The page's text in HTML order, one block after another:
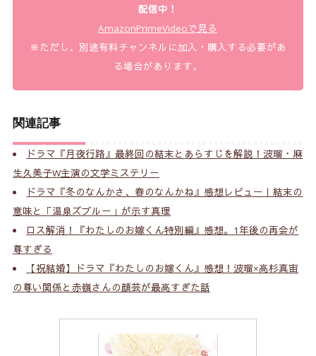
配信中！
AmazonPrimeVideoで見る
※ただし、別途有料チャンネルに加入・購入する必要があ
る場合があります。
関連記事
ドラマ『月夜行路』最終回の結末とあらすじを解説！波瑠・麻
生久美子W主演の文学ミステリー
ドラマ『冬のなんかさ、春のなんかね』感想レビュー｜結末の
意味と「温泉ズブルー」が示す真理
ロス解消！『わたしのお嫁くん特別編』感想。1年後の再会が
尊すぎる
【祝結婚】ドラマ『わたしのお嫁くん』感想！波瑠×高杉真宙
の尊い関係と赤嶺さんの顔芸が最高すぎた話